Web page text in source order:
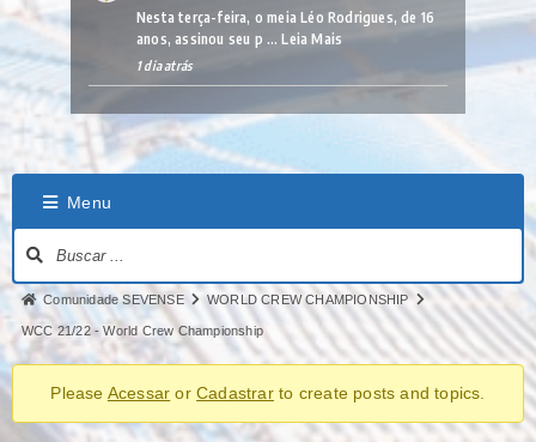
Nesta terça-feira, o meia Léo Rodrigues, de 16
anos, assinou seu p …Leia Mais
1 dia atrás
Menu
Comunidade SEVENSE WORLD CREW CHAMPIONSHIP
WCC 21/22 - World Crew Championship
Please Acessar orCadastrarto create posts and topics.